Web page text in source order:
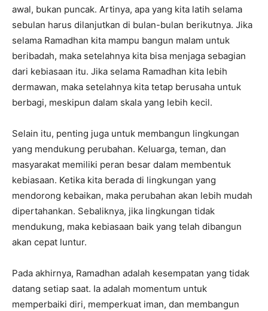
awal, bukan puncak. Artinya, apa yang kita latih selama
sebulan harus dilanjutkan di bulan-bulan berikutnya. Jika
selama Ramadhan kita mampu bangun malam untuk
beribadah, maka setelahnya kita bisa menjaga sebagian
dari kebiasaan itu. Jika selama Ramadhan kita lebih
dermawan, maka setelahnya kita tetap berusaha untuk
berbagi, meskipun dalam skala yang lebih kecil.
Selain itu, penting juga untuk membangun lingkungan
yang mendukung perubahan. Keluarga, teman, dan
masyarakat memiliki peran besar dalam membentuk
kebiasaan. Ketika kita berada di lingkungan yang
mendorong kebaikan, maka perubahan akan lebih mudah
dipertahankan. Sebaliknya, jika lingkungan tidak
mendukung, maka kebiasaan baik yang telah dibangun
akan cepat luntur.
Pada akhirnya, Ramadhan adalah kesempatan yang tidak
datang setiap saat. Ia adalah momentum untuk
memperbaiki diri, memperkuat iman, dan membangun